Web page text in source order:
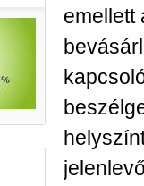
emellett